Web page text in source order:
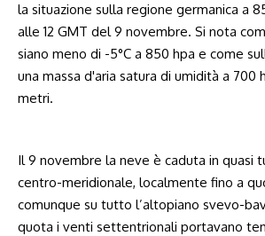
Il 9 novembre la neve è caduta in quasi
centro-meridionale, localmente fino a
comunque su tutto l’altopiano svevo-
quota i venti settentrionali portavano